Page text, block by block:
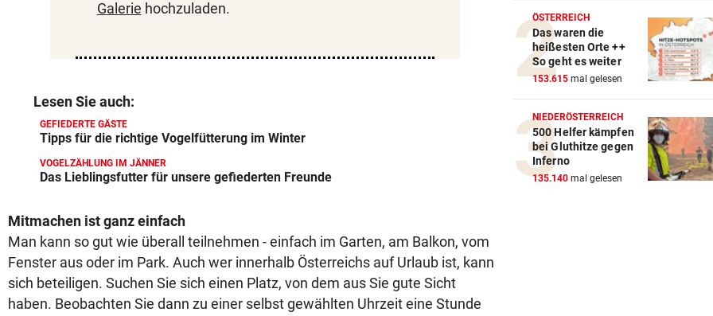
Galerie hochzuladen.
Lesen Sie auch:
GEFIEDERTE GÄSTE
Tipps für die richtige Vogelfütterung im Winter
VOGELZÄHLUNG IM JÄNNER
Das Lieblingsfutter für unsere gefiederten Freunde
Mitmachen ist ganz einfach
Man kann so gut wie überall teilnehmen - einfach im Garten, am Balkon, vom
Fenster aus oder im Park. Auch wer innerhalb Österreichs auf Urlaub ist, kann
sich beteiligen. Suchen Sie sich einen Platz, von dem aus Sie gute Sicht
haben. Beobachten Sie dann zu einer selbst gewählten Uhrzeit eine Stunde
EINE INTERNE LÖSUNG vor
Pioneers Vorarlberg kennen
neuen Headcoach
RAUS AUS KOMFORTZONE
„Der nächste Schritt“:
Olympiasieger „geht fremd“
FREIHEIT IN KASACHSTAN vor
ÖSTERREICH
Das waren die
heißesten Orte ++
So geht es weiter
153.615 mal gelesen
NIEDERÖSTERREICH
500 Helfer kämpfen
bei Gluthitze gegen
Inferno
135.140 mal gelesen